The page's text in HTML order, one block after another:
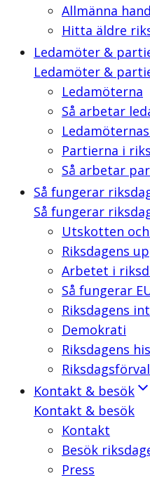
Allmänna
Hitta äldre
Ledamöter &
Ledamöter &
Ledamöterna
Så arbetar
Partierna i
Så arbetar
Så fungerar
Så fungerar
Utskotten
Riksdagens
Arbetet i
Så fungerar
Riksdagens
Demokrati
Riksdagens
Kontakt & besök
Kontakt & besök
Kontakt
Besök
Press